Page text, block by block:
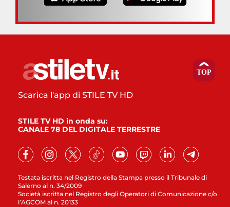
Testata iscritta nel Registro della Stampa presso il Tribunale di
Salerno al n. 34/2009
Società iscritta nel Registro degli Operatori di Comunicazione c/o
l’AGCOM al n. 20133
Scarica l'app di STILE TV HD
STILE TV HD in onda su:
CANALE 78 DEL DIGITALE TERRESTRE